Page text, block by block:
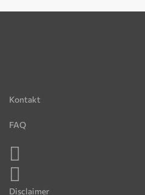
Kontakt
FAQ
Disclaimer